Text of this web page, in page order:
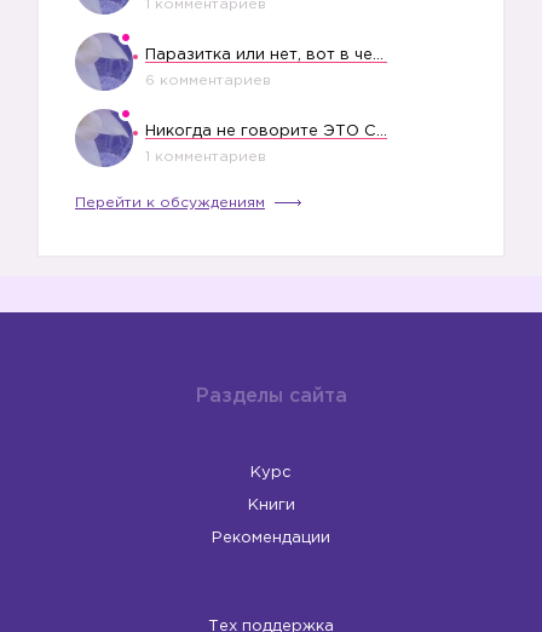
1 комментариев
6 комментариев
1 комментариев
Перейти к обсуждениям
Разделы сайта
Курс
Книги
Рекомендации
Тех поддержка